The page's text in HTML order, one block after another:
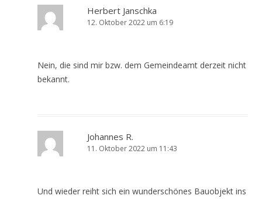
Herbert Janschka
12. Oktober 2022 um 6:19
Nein, die sind mir bzw. dem Gemeindeamt derzeit nicht
bekannt.
Johannes R.
11. Oktober 2022 um 11:43
Und wieder reiht sich ein wunderschönes Bauobjekt ins